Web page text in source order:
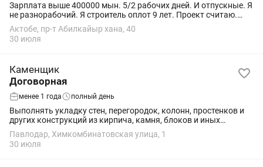
Зарплата выше 400000 мын. 5/2 рабочих дней. И отпускные. Я
не разнорабочий. Я строитель оплот 9 лет. Проект считаю.
Могу работать в команде. Каменщик кровельщик сварщик.
Могу работать в авто...
Актобе, пр-т Абилкайыр хана, 40
30 июля
Каменщик
Договорная
менее 1 года полный день
Выполнять укладку стен, перегородок, колонн, простенков и
других конструкций из кирпича, камня, блоков и иных
строительных материалов. Выполнять ремонт,
восстановление и усиление каменных...
Павлодар, Химкомбинатовская улица, 1
30 июля